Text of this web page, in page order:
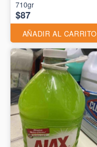
710gr
$87
AÑADIR AL CARRITO